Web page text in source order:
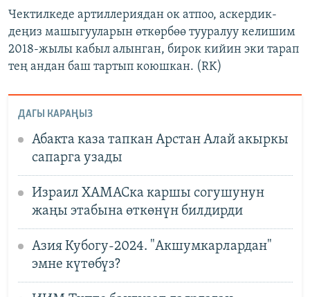
Чектилкеде артиллериядан ок атпоо, аскердик-
деңиз машыгууларын өткөрбөө тууралуу келишим
2018-жылы кабыл алынган, бирок кийин эки тарап
тең андан баш тартып коюшкан. (RK)
ДАГЫ КАРАҢЫЗ
Абакта каза тапкан Арстан Алай акыркы
сапарга узады
Израил ХАМАСка каршы согушунун
жаңы этабына өткөнүн билдирди
Азия Кубогу-2024. "Акшумкарлардан"
эмне күтөбүз?